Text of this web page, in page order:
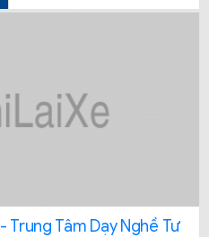
- Trung Tâm Dạy Nghề Tư